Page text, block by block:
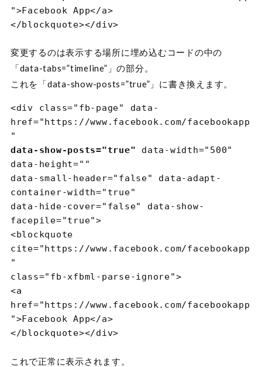
">Facebook App</a>
変更するのは表示する場所に埋め込むコードの中の
「data-tabs=”timeline”」の部分。
これを「data-show-posts=”true”」に書き換えます。
<div class="fb-page"
data-
href="https://www.facebook.com/facebookapp
"
data-show-posts="true"
data-width="500"
data-height=""
data-small-header="false"
data-adapt-
container-width="true"
data-hide-cover="false"
data-show-
facepile="true">
<blockquote
cite="https://www.facebook.com/facebookapp
"
class="fb-xfbml-parse-ignore">
<a
href="https://www.facebook.com/facebookapp
">Facebook App</a>
これで正常に表示されます。